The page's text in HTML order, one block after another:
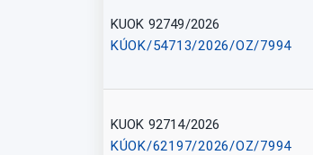
KUOK 92749/2026
KÚOK/54713/2026/OZ/7994
KUOK 92714/2026
KÚOK/62197/2026/OZ/7994